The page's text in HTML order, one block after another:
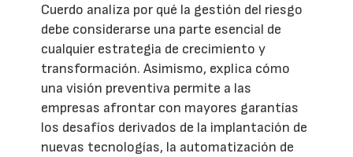
Cuerdo analiza por qué la gestión del riesgo
debe considerarse una parte esencial de
cualquier estrategia de crecimiento y
transformación. Asimismo, explica cómo
una visión preventiva permite a las
empresas afrontar con mayores garantías
los desafíos derivados de la implantación de
nuevas tecnologías, la automatización de